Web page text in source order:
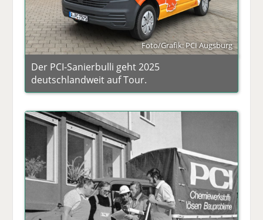
Foto/Grafik: PCI Augsburg
Der PCI-Sanierbulli geht 2025
deutschlandweit auf Tour.